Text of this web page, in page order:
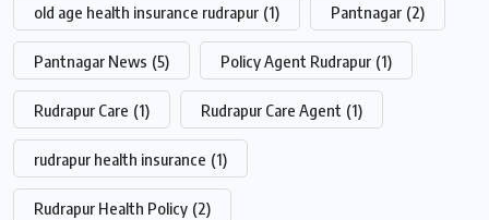
old age health insurance rudrapur (1) Pantnagar (2)
Pantnagar News (5) Policy Agent Rudrapur (1)
Rudrapur Care (1) Rudrapur Care Agent (1)
rudrapur health insurance (1)
Rudrapur Health Policy (2)